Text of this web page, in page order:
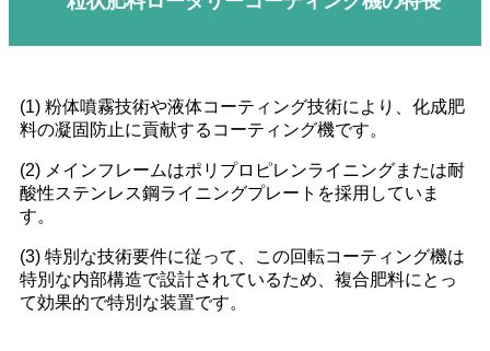
(1) 粉体噴霧技術や液体コーティング技術により、化成肥
料の凝固防止に貢献するコーティング機です。
(2) メインフレームはポリプロピレンライニングまたは耐
酸性ステンレス鋼ライニングプレートを採用していま
す。
(3) 特別な技術要件に従って、この回転コーティング機は
特別な内部構造で設計されているため、複合肥料にとっ
て効果的で特別な装置です。